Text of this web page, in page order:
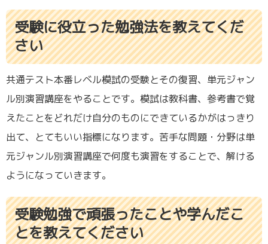
受験に役立った勉強法を教えてくだ
さい
共通テスト本番レベル模試の受験とその復習、単元ジャン
ル別演習講座をやることです。模試は教科書、参考書で覚
えたことをどれだけ自分のものにできているかがはっきり
出て、とてもいい指標になります。苦手な問題・分野は単
元ジャンル別演習講座で何度も演習をすることで、解ける
ようになっていきます。
受験勉強で頑張ったことや学んだこ
とを教えてください